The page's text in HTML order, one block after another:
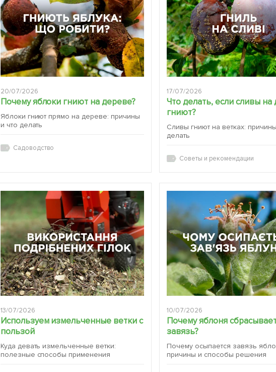
20/07/2026
Почему яблоки гниют на дереве?
Яблоки гниют прямо на дереве: причины
и что делать
Садоводство
17/07/2026
Что делать, если сливы на
гниют?
Сливы гниют на ветках:
делать
Советы и рекомендации
13/07/2026
Используем измельченные ветки с
пользой
Куда девать измельченные ветки:
полезные способы применения
10/07/2026
Почему яблоня
завязь?
Почему осыпается завязь
причины и способы решения